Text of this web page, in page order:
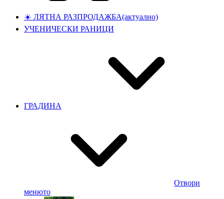
☀️ ЛЯТНА РАЗПРОДАЖБА(актуално)
УЧЕНИЧЕСКИ РАНИЦИ
ГРАДИНА
Отвори
менюто